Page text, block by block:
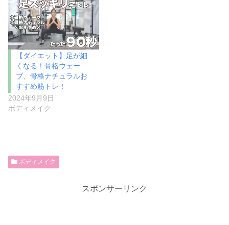
【ダイエット】足が細
くなる！骨格ウェー
ブ、骨格ナチュラルお
すすめ筋トレ！
2024年9月9日
ボディメイク
ボディメイク
スポンサーリンク